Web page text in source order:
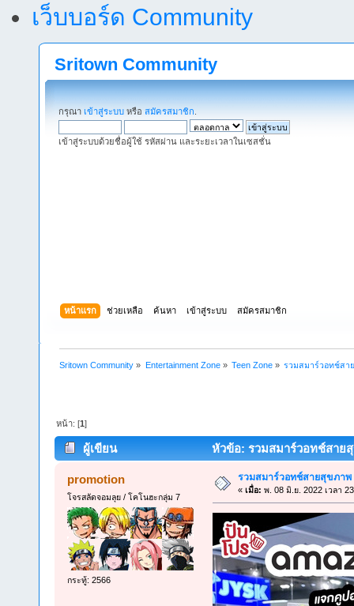
เว็บบอร์ด Community
Sritown Community
กรุณา เข้าสู่ระบบ หรือ สมัครสมาชิก
เข้าสู่ระบบด้วยชื่อผู้ใช้ รหัสผ่าน และระยะเวลาในเซสชั่น
หน้าแรก ช่วยเหลือ ค้นหา เข้าสู่ระบบ สมัครสมาชิก
Sritown Community » Entertainment Zone» Teen Zone» รวมสมาร์วอทช์สา
หน้า: [1]
ผู้เขียน หัวข้อ: รวมสมาร์วอทช์สาย
promotion
โจรสลัดจอมลุย / โคโนฮะกลุ่ม 7
กระทู้: 2566
รวมสมาร์วอทช์สายสุขภาพ
« เมื่อ: พ. 08 มิ.ย. 2022 เวลา